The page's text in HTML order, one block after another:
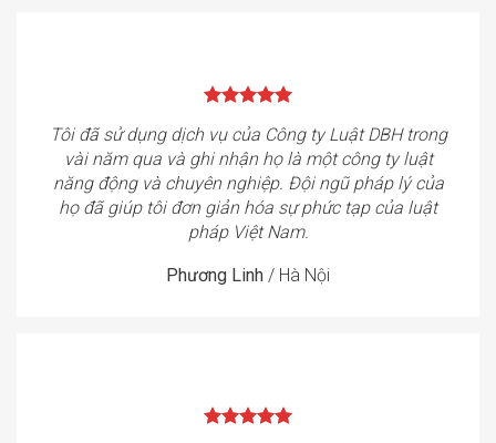
Tôi đã sử dụng dịch vụ của Công ty Luật DBH trong
vài năm qua và ghi nhận họ là một công ty luật
năng động và chuyên nghiệp. Đội ngũ pháp lý của
họ đã giúp tôi đơn giản hóa sự phức tạp của luật
pháp Việt Nam.
Phương Linh / Hà Nội